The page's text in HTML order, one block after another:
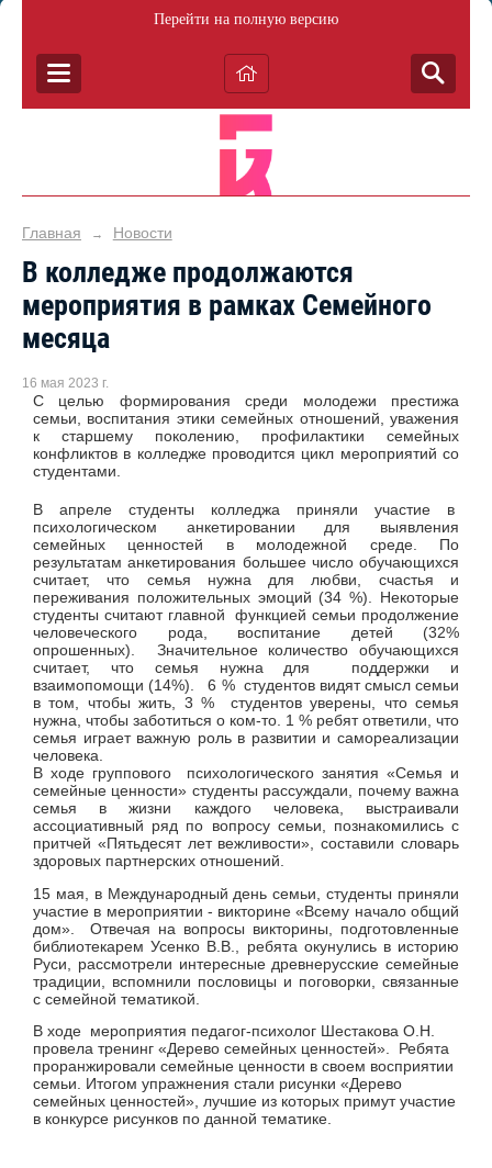
Перейти на полную версию
Главная → Новости
В колледже продолжаются
мероприятия в рамках Семейного
месяца
16 мая 2023 г.
С целью формирования среди молодежи престижа
семьи, воспитания этики семейных отношений, уважения
к старшему поколению, профилактики семейных
конфликтов в колледже проводится цикл мероприятий со
студентами.
В апреле студенты колледжа приняли участие в
психологическом анкетировании для выявления
семейных ценностей в молодежной среде. По
результатам анкетирования большее число обучающихся
считает, что семья нужна для любви, счастья и
переживания положительных эмоций (34 %). Некоторые
студенты считают главной функцией семьи продолжение
человеческого рода, воспитание детей (32%
опрошенных). Значительное количество обучающихся
считает, что семья нужна для поддержки и
взаимопомощи (14%). 6 % студентов видят смысл семьи
в том, чтобы жить, 3 % студентов уверены, что семья
нужна, чтобы заботиться о ком-то. 1 % ребят ответили, что
семья играет важную роль в развитии и самореализации
человека.
В ходе группового психологического занятия «Семья и
семейные ценности» студенты рассуждали, почему важна
семья в жизни каждого человека, выстраивали
ассоциативный ряд по вопросу семьи, познакомились с
притчей «Пятьдесят лет вежливости», составили словарь
здоровых партнерских отношений.
15 мая, в Международный день семьи, студенты приняли
участие в мероприятии - викторине «Всему начало общий
дом». Отвечая на вопросы викторины, подготовленные
библиотекарем Усенко В.В., ребята окунулись в историю
Руси, рассмотрели интересные древнерусские семейные
традиции, вспомнили пословицы и поговорки, связанные
с семейной тематикой.
В ходе мероприятия педагог-психолог Шестакова О.Н.
провела тренинг «Дерево семейных ценностей». Ребята
проранжировали семейные ценности в своем восприятии
семьи. Итогом упражнения стали рисунки «Дерево
семейных ценностей», лучшие из которых примут участие
в конкурсе рисунков по данной тематике.